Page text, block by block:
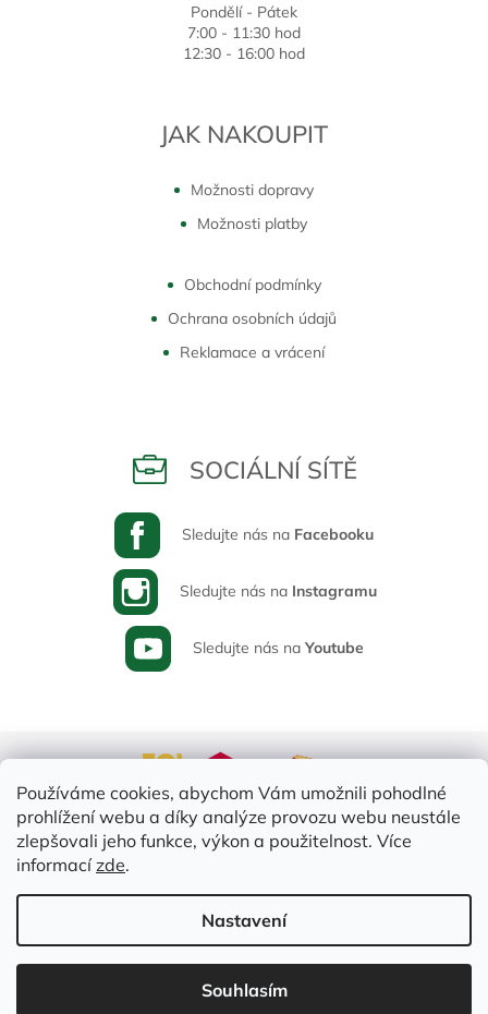
Používáme cookies, abychom Vám umožnili pohodlné
prohlížení webu a díky analýze provozu webu neustále
zlepšovali jeho funkce, výkon a použitelnost. Více
informacízde.
Nastavení
Souhlasím
Pondělí - Pátek
7:00 - 11:30 hod
12:30 - 16:00 hod
JAK NAKOUPIT
Možnosti dopravy
Možnosti platby
Obchodní podmínky
Ochrana osobních údajů
Reklamace a vrácení
SOCIÁLNÍ SÍTĚ
Sledujte nás na Facebooku
Sledujte nás na Instagramu
Sledujte nás na Youtube
nastavení cookies